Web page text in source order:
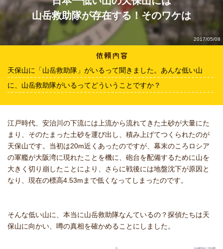
山岳救助隊が存在する！そのワケは
2017/05/08
天保山に「山岳救助隊」がいるって聞きました。あんな低い山
に、山岳救助隊がいるってどういうことですか？
江戸時代、安治川の下流には上流から流れてきた土砂が大量にた
まり、そのたまった土砂を運び出し、積み上げてつくられたのが
天保山です。当初は20m近くあったのですが、幕末のころロシア
の軍艦が大阪湾に現れたことを機に、砲台を配備するために山を
大きく切り崩したことにより、さらに戦後には地盤沈下が原因と
なり、現在の標高4.53mまで低くなってしまったのです。
そんな低い山に、本当に山岳救助隊なんているの？探偵たちは天
保山に向かい、噂の真相を確かめることにしました。